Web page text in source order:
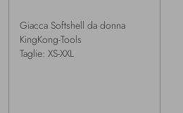
Giacca Softshell da donna
KingKong-Tools
Taglie: XS-XXL